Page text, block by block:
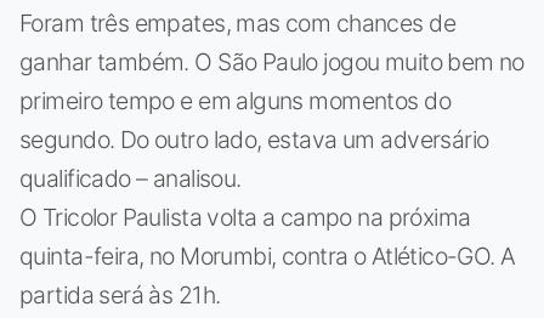
Foram três empates, mas com chances de
ganhar também. O São Paulo jogou muito bem no
primeiro tempo e em alguns momentos do
segundo. Do outro lado, estava um adversário
qualificado – analisou.
O Tricolor Paulista volta a campo na próxima
quinta-feira, no Morumbi, contra o Atlético-GO. A
partida será às 21h.